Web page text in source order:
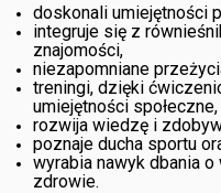
doskonali umiejętności
integruje się z
znajomości,
niezapomniane
treningi, dzięki
umiejętności społeczne,
rozwija wiedzę i
poznaje ducha sportu
wyrabia nawyk dbania
zdrowie.